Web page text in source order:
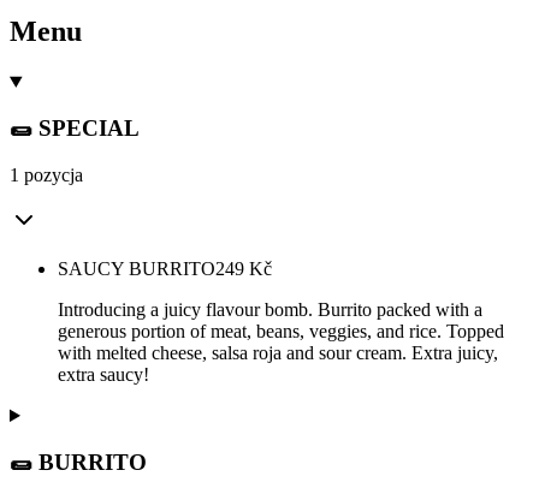
Menu
🌯 SPECIAL
1 pozycja
SAUCY BURRITO249 Kč
Introducing a juicy flavour bomb. Burrito packed with a
generous portion of meat, beans, veggies, and rice. Topped
with melted cheese, salsa roja and sour cream. Extra juicy,
extra saucy!
🌯 BURRITO